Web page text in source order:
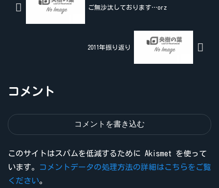
ご無沙汰しております…orz
2011年振り返り
コメント
コメントを書き込む
このサイトはスパムを低減するために Akismet を使って
います。
コメントデータの処理方法の詳細はこちらをご覧
ください。